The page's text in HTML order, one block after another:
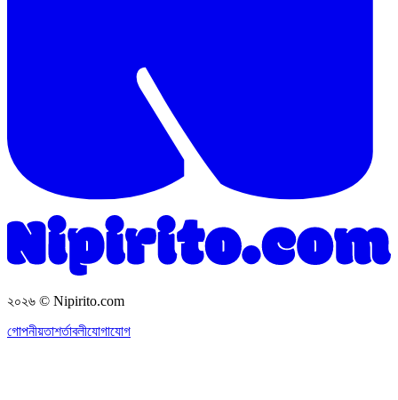
২০২৬ © Nipirito.com
গোপনীয়তাশর্তাবলীযোগাযোগ